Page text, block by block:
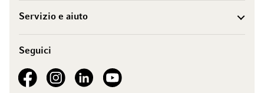
Servizio e aiuto
Seguici
See our FacebookSee our Instagram account
See our LinkedInSee our YouTube channel